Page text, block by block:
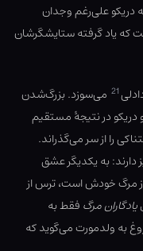
علی‌رغم وجدان
یاد گرفته ستایشگرشان
می‌سوزد. بزرگ‌شدن
در نتیجهٔ مستقیم
را از سر می‌گذراند.
به یکدیگر عشق
مرگ خودش است، ترس از
مرگفقط به
به ولدمورت می‌گوید که